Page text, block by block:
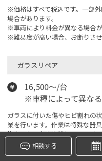
※価格はすべて税込です。一部
場合があります。
※車両により料金が異なる場合が
※難易度が高い場合、お断りさ
ガラスリペア
16,500～/台
※車種によって異なる
ガラスに付いた傷やヒビ割れの
業を行います。作業は特殊な器
抜き取り、真空状態にしてレジ
リペアは専門業者が行います。
などでもが広がりますので、早
相談する
タイヤ点検・安全点検/
クローク契約会員専用タ
希望のクローク契約会員
本日のタイヤ履き替え
方はご利用いただけませ